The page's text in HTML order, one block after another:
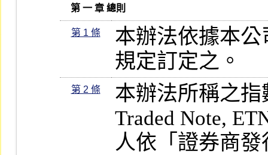
   第 一 章 總則
第 1 條
本辦法依據本
規定訂定之。
第 2 條
本辦法所稱之指
Traded Note,
人依「證券商